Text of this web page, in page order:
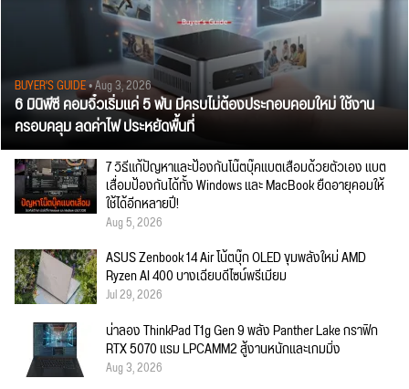
BUYER'S GUIDE• Aug 3, 2026
6 มินิพีซี คอมจิ๋วเริ่มแค่ 5 พัน มีครบไม่ต้องประกอบคอมใหม่ ใช้งาน
ครอบคลุม ลดค่าไฟ ประหยัดพื้นที่
7 วิธีแก้ปัญหาและป้องกันโน๊ตบุ๊คแบตเสื่อมด้วยตัวเอง แบต
เสื่อมป้องกันได้ทั้ง Windows และ MacBook ยืดอายุคอมให้
ใช้ได้อีกหลายปี!
Aug 5, 2026
ASUS Zenbook 14 Air โน้ตบุ๊ก OLED ขุมพลังใหม่ AMD
Ryzen AI 400 บางเฉียบดีไซน์พรีเมียม
Jul 29, 2026
น่าลอง ThinkPad T1g Gen 9 พลัง Panther Lake กราฟิก
RTX 5070 แรม LPCAMM2 สู้งานหนักและเกมมิ่ง
Aug 3, 2026